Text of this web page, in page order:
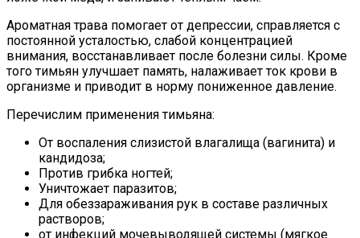
Ароматная трава помогает от депрессии, справляется с
постоянной усталостью, слабой концентрацией
внимания, восстанавливает после болезни силы. Кроме
того тимьян улучшает память, налаживает ток крови в
организме и приводит в норму пониженное давление.
Перечислим применения тимьяна:
От воспаления слизистой влагалища (вагинита) и
кандидоза;
Против грибка ногтей;
Уничтожает паразитов;
Для обеззараживания рук в составе различных
растворов;
от инфекций мочевыводящей системы (мягкое